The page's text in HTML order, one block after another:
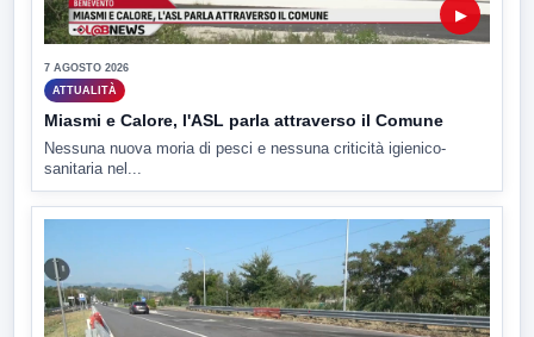
▶
7 AGOSTO 2026
ATTUALITÀ
Miasmi e Calore, l'ASL parla attraverso il Comune
Nessuna nuova moria di pesci e nessuna criticità igienico-
sanitaria nel...